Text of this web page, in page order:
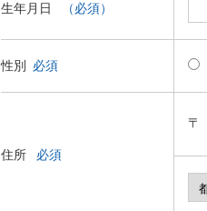
生年月日 （必須）
性別 必須
住所 必須
〒